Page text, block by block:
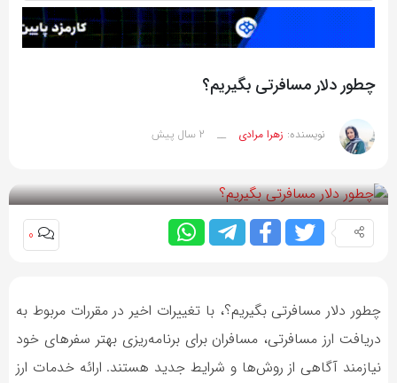
چطور دلار مسافرتی بگیریم؟
نویسنده: زهرا مرادی __ 2 سال پیش
0
چطور دلار مسافرتی بگیریم؟، با تغییرات اخیر در مقررات مربوط به
دریافت ارز مسافرتی، مسافران برای برنامه‌ریزی بهتر سفرهای خود
نیازمند آگاهی از روش‌ها و شرایط جدید هستند. ارائه خدمات ارز